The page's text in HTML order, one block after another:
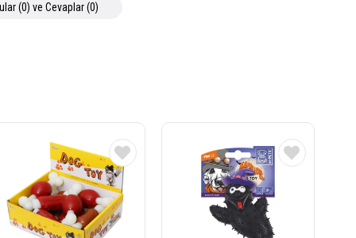
(0) ve Cevaplar (0)